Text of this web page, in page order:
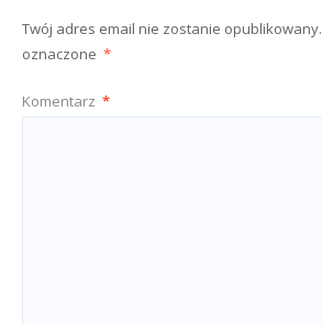
Twój adres email nie zostanie opublikowany.
oznaczone *
Komentarz *